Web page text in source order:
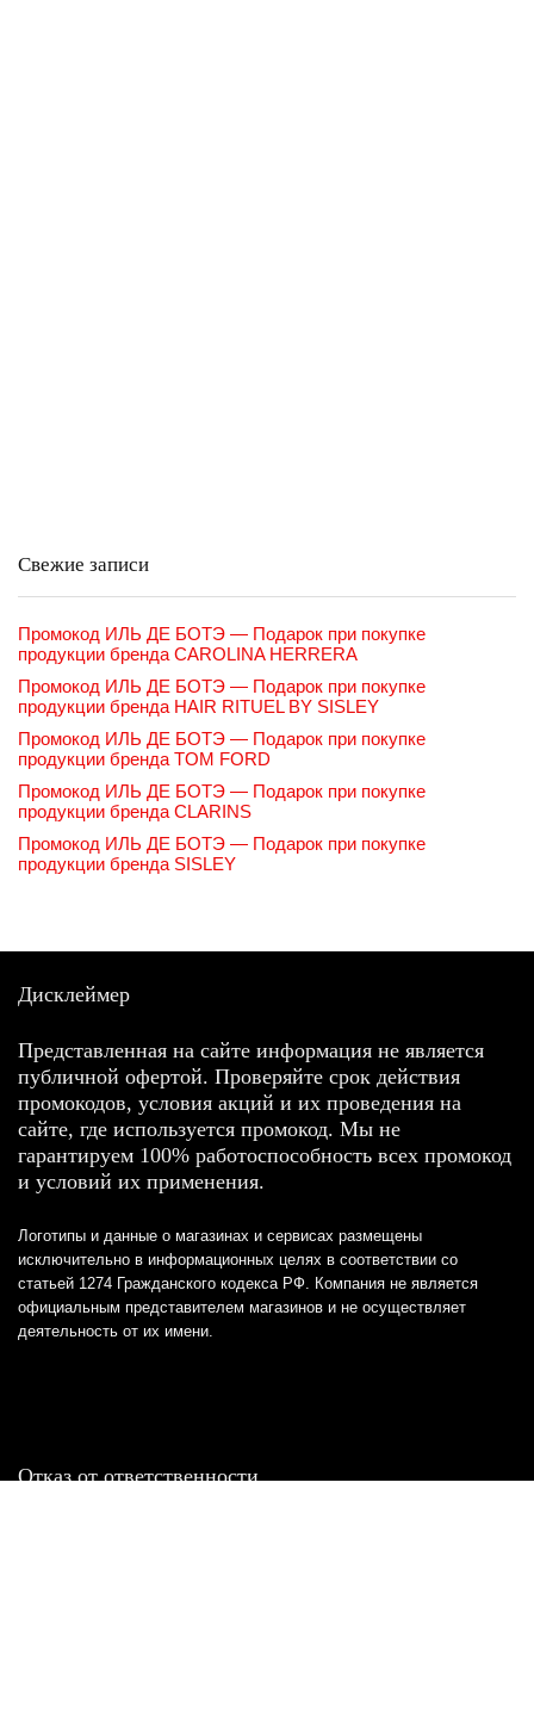
Свежие записи
Промокод ИЛЬ ДЕ БОТЭ — Подарок при покупке
продукции бренда CAROLINA HERRERA
Промокод ИЛЬ ДЕ БОТЭ — Подарок при покупке
продукции бренда HAIR RITUEL BY SISLEY
Промокод ИЛЬ ДЕ БОТЭ — Подарок при покупке
продукции бренда TOM FORD
Промокод ИЛЬ ДЕ БОТЭ — Подарок при покупке
продукции бренда CLARINS
Промокод ИЛЬ ДЕ БОТЭ — Подарок при покупке
продукции бренда SISLEY
Дисклеймер
Представленная на сайте информация не является
публичной офертой. Проверяйте срок действия
промокодов, условия акций и их проведения на
сайте, где используется промокод. Мы не
гарантируем 100% работоспособность всех промокод
и условий их применения.
Логотипы и данные о магазинах и сервисах размещены
исключительно в информационных целях в соответствии со
статьей 1274 Гражданского кодекса РФ. Компания не является
официальным представителем магазинов и не осуществляет
деятельность от их имени.
Отказ от ответственности